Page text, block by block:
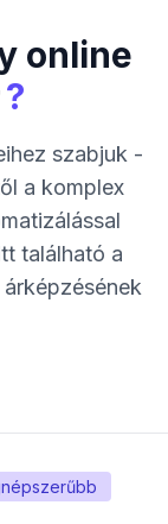
online
?
szabjuk -
a komplex
található a